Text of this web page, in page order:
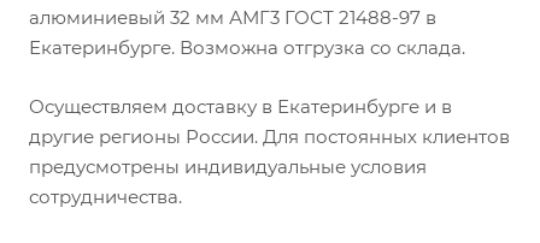
алюминиевый 32 мм АМГ3 ГОСТ 21488-97 в
Екатеринбурге. Возможна отгрузка со склада.
Осуществляем доставку в Екатеринбурге и в
другие регионы России. Для постоянных клиентов
предусмотрены индивидуальные условия
сотрудничества.